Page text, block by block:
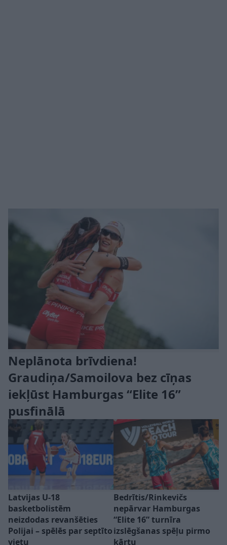
Neplānota brīvdiena!
Graudiņa/Samoilova bez cīņas
iekļūst Hamburgas “Elite 16”
pusfinālā
Latvijas U-18
basketbolistēm
neizdodas revanšēties
Polijai – spēlēs par septīto
vietu
Bedrītis/Rinkevičs
nepārvar Hamburgas
“Elite 16” turnīra
izslēgšanas spēļu pirmo
kārtu